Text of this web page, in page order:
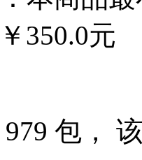
￥350.0元
979 包，